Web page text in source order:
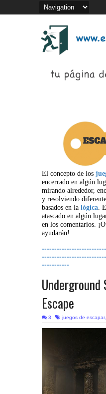
El concepto de los
encerrado en algún
mirando alrededor,
y resolviendo
basados en la lógica.
atascado en algún
en los comentarios.
ayudarán!
-----------
Underground
Escape
3 juegos de escapar,